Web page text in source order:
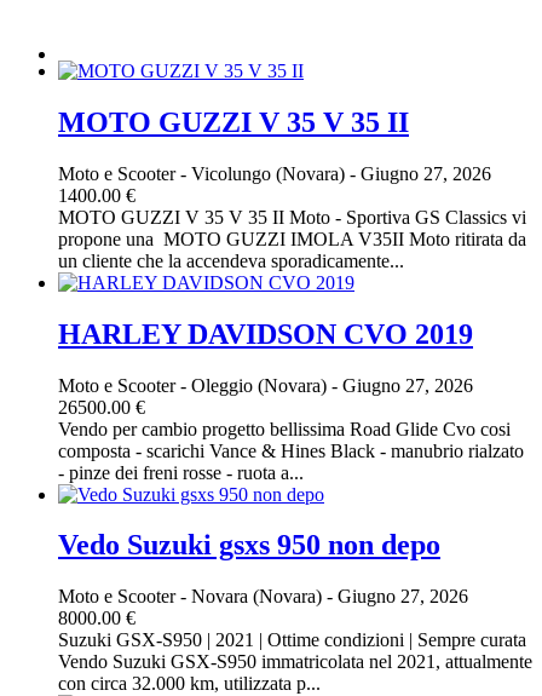
MOTO GUZZI V 35 V 35 II
Moto e Scooter- Vicolungo (Novara) - Giugno 27, 2026
1400.00 €
MOTO GUZZI V 35 V 35 II Moto - Sportiva GS Classics vi
propone una MOTO GUZZI IMOLA V35II Moto ritirata da
un cliente che la accendeva sporadicamente...
HARLEY DAVIDSON CVO 2019
Moto e Scooter- Oleggio (Novara) - Giugno 27, 2026
26500.00 €
Vendo per cambio progetto bellissima Road Glide Cvo cosi
composta - scarichi Vance & Hines Black - manubrio rialzato
- pinze dei freni rosse - ruota a...
Vedo Suzuki gsxs 950 non depo
Moto e Scooter- Novara (Novara) - Giugno 27, 2026
8000.00 €
Suzuki GSX-S950 | 2021 | Ottime condizioni | Sempre curata
Vendo Suzuki GSX-S950 immatricolata nel 2021, attualmente
con circa 32.000 km, utilizzata p...